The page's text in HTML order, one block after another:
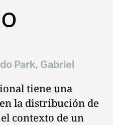
Park, Gabriel
tiene una
la distribución de
contexto de un